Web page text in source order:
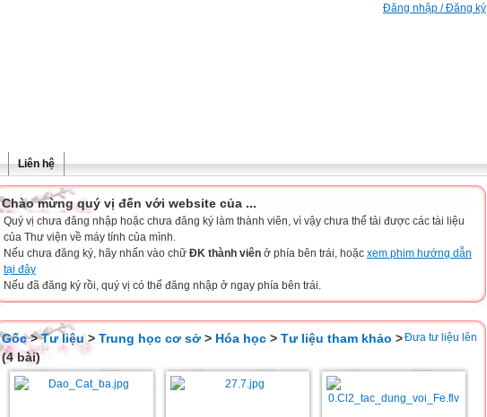
Đăng nhập / Đăng ký
Liên hệ
Chào mừng quý vị đến với website của ...
Quý vị chưa đăng nhập hoặc chưa đăng ký làm thành viên, vì vậy chưa thể tải được các tài liệu
của Thư viện về máy tính của mình.
Nếu chưa đăng ký, hãy nhấn vào chữ ĐK thành viên ở phía bên trái, hoặc xem phim hướng dẫn
tại đây
Nếu đã đăng ký rồi, quý vị có thể đăng nhập ở ngay phía bên trái.
Đưa tư liệu lên
Gốc>Tư liệu> Trung học cơ sở > Hóa học > Tư liệu tham khảo >
(4 bài)